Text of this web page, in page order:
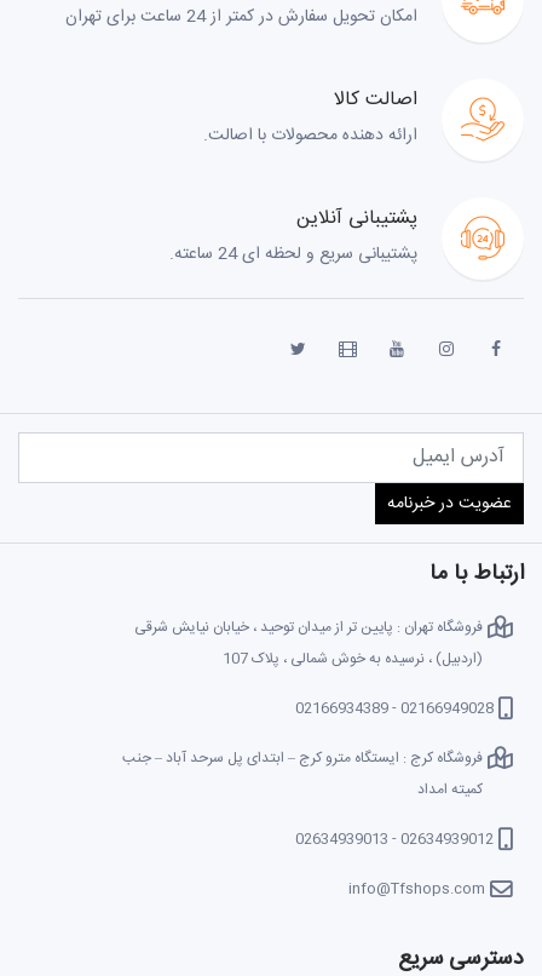
امکان تحویل سفارش در کمتر از 24 ساعت برای تهران
اصالت کالا
ارائه دهنده محصولات با اصالت.
پشتیبانی آنلاین
پشتیبانی سریع و لحظه ای 24 ساعته.
ارتباط با ما
فروشگاه تهران : پایین تر از میدان توحید ، خیابان نیایش شرقی
(اردبیل) ، نرسیده به خوش شمالی ، پلاک 107
02166949028 - 02166934389
فروشگاه کرج : ایستگاه مترو کرج – ابتدای پل سرحد آباد – جنب
کمیته امداد
02634939012 - 02634939013
info@Tfshops.com
دسترسی سریع